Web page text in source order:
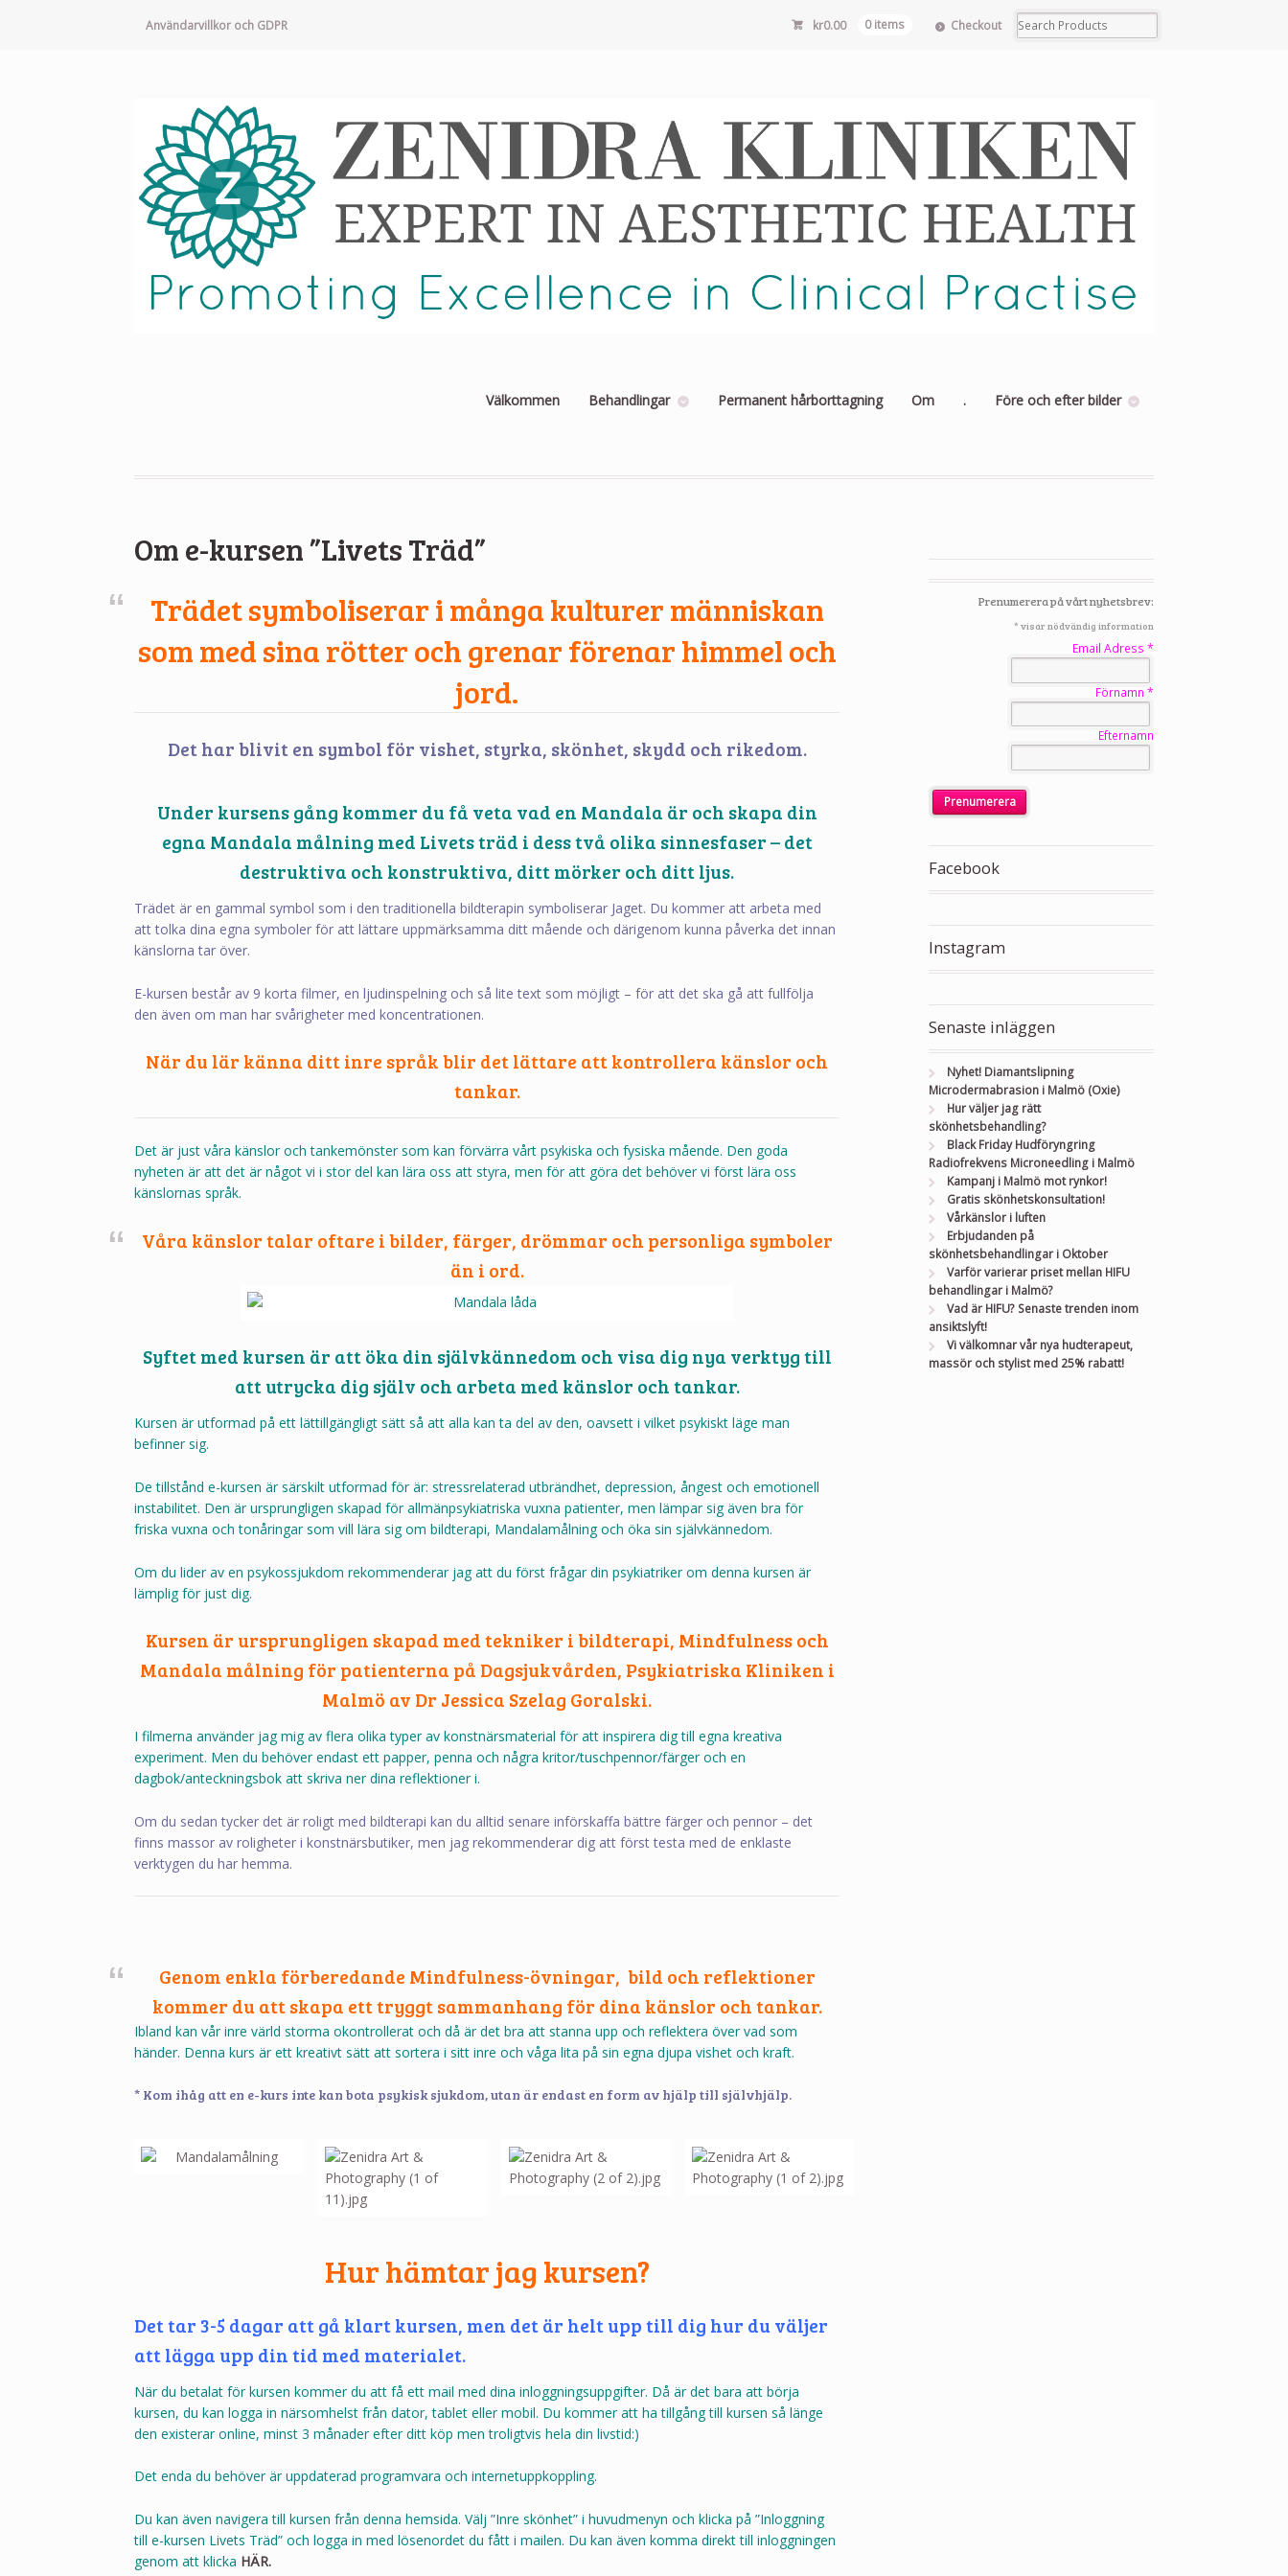
Användarvillkor och GDPR kr0.00 0 items Checkout
Välkommen Behandlingar Permanent hårborttagning Om . Före och efter bilder
Om e-kursen ”Livets Träd”
Trädet symboliserar i många kulturer människan
som med sina rötter och grenar förenar himmel och
jord.
Det har blivit en symbol för vishet, styrka, skönhet, skydd och rikedom.
Under kursens gång kommer du få veta vad en Mandala är och skapa din
egna Mandala målning med Livets träd i dess två olika sinnesfaser – det
destruktiva och konstruktiva, ditt mörker och ditt ljus.
Trädet är en gammal symbol som i den traditionella bildterapin symboliserar Jaget. Du kommer att arbeta med
att tolka dina egna symboler för att lättare uppmärksamma ditt mående och därigenom kunna påverka det innan
känslorna tar över.
E-kursen består av 9 korta filmer, en ljudinspelning och så lite text som möjligt – för att det ska gå att fullfölja
den även om man har svårigheter med koncentrationen.
När du lär känna ditt inre språk blir det lättare att kontrollera känslor och
tankar.
Det är just våra känslor och tankemönster som kan förvärra vårt psykiska och fysiska mående. Den goda
nyheten är att det är något vi i stor del kan lära oss att styra, men för att göra det behöver vi först lära oss
känslornas språk.
Våra känslor talar oftare i bilder, färger, drömmar och personliga symboler
än i ord.
Syftet med kursen är att öka din självkännedom och visa dig nya verktyg till
att utrycka dig själv och arbeta med känslor och tankar.
Kursen är utformad på ett lättillgängligt sätt så att alla kan ta del av den, oavsett i vilket psykiskt läge man
befinner sig.
De tillstånd e-kursen är särskilt utformad för är: stressrelaterad utbrändhet, depression, ångest och emotionell
instabilitet. Den är ursprungligen skapad för allmänpsykiatriska vuxna patienter, men lämpar sig även bra för
friska vuxna och tonåringar som vill lära sig om bildterapi, Mandalamålning och öka sin självkännedom.
Om du lider av en psykossjukdom rekommenderar jag att du först frågar din psykiatriker om denna kursen är
lämplig för just dig.
Kursen är ursprungligen skapad med tekniker i bildterapi, Mindfulness och
Mandala målning för patienterna på Dagsjukvården, Psykiatriska Kliniken i
Malmö av Dr Jessica Szelag Goralski.
I filmerna använder jag mig av flera olika typer av konstnärsmaterial för att inspirera dig till egna kreativa
experiment. Men du behöver endast ett papper, penna och några kritor/tuschpennor/färger och en
dagbok/anteckningsbok att skriva ner dina reflektioner i.
Om du sedan tycker det är roligt med bildterapi kan du alltid senare införskaffa bättre färger och pennor – det
finns massor av roligheter i konstnärsbutiker, men jag rekommenderar dig att först testa med de enklaste
verktygen du har hemma.
Genom enkla förberedande Mindfulness-övningar, bild och reflektioner
kommer du att skapa ett tryggt sammanhang för dina känslor och tankar.
Ibland kan vår inre värld storma okontrollerat och då är det bra att stanna upp och reflektera över vad som
händer. Denna kurs är ett kreativt sätt att sortera i sitt inre och våga lita på sin egna djupa vishet och kraft.
* Kom ihåg att en e-kurs inte kan bota psykisk sjukdom, utan är endast en form av hjälp till självhjälp.
Hur hämtar jag kursen?
Det tar 3-5 dagar att gå klart kursen, men det är helt upp till dig hur du väljer
att lägga upp din tid med materialet.
När du betalat för kursen kommer du att få ett mail med dina inloggningsuppgifter. Då är det bara att börja
kursen, du kan logga in närsomhelst från dator, tablet eller mobil. Du kommer att ha tillgång till kursen så länge
den existerar online, minst 3 månader efter ditt köp men troligtvis hela din livstid:)
Det enda du behöver är uppdaterad programvara och internetuppkoppling.
Du kan även navigera till kursen från denna hemsida. Välj ”Inre skönhet” i huvudmenyn och klicka på ”Inloggning
till e-kursen Livets Träd” och logga in med lösenordet du fått i mailen. Du kan även komma direkt till inloggningen
genom att klicka HÄR.
Prenumerera på vårt nyhetsbrev:
* visar nödvändig information
Email Adress *
Förnamn *
Efternamn
Facebook
Instagram
Senaste inläggen
Nyhet! Diamantslipning
Microdermabrasion i Malmö (Oxie)
Hur väljer jag rätt
skönhetsbehandling?
Black Friday Hudföryngring
Radiofrekvens Microneedling i Malmö
Kampanj i Malmö mot rynkor!
Gratis skönhetskonsultation!
Vårkänslor i luften
Erbjudanden på
skönhetsbehandlingar i Oktober
Varför varierar priset mellan HIFU
behandlingar i Malmö?
Vad är HIFU? Senaste trenden inom
ansiktslyft!
Vi välkomnar vår nya hudterapeut,
massör och stylist med 25% rabatt!